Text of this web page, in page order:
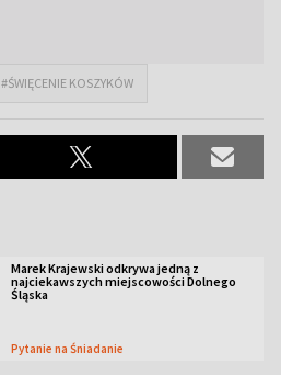
#ŚWIĘCENIE KOSZYKÓW
Marek Krajewski odkrywa jedną z
najciekawszych miejscowości Dolnego
Śląska
Pytanie na Śniadanie